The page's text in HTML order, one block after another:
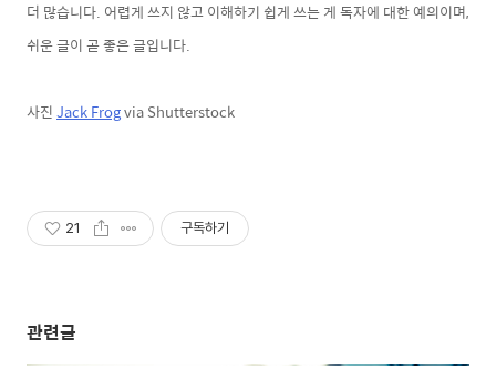
더 많습니다. 어렵게 쓰지 않고 이해하기 쉽게 쓰는 게 독자에 대한 예의이며,
쉬운 글이 곧 좋은 글입니다.
사진Jack Frogvia Shutterstock
21 구독하기
관련글